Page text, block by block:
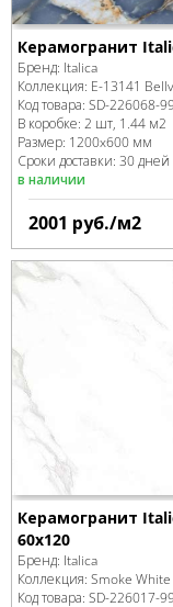
Керамогранит
Бренд: Italica
Коллекция: E-13141
Код товара: SD-226068-99
В коробке: 2 шт, 1.44 м2
Размер: 1200x600 мм
Сроки доставки: 30 дней
в наличии
2001 руб./м2
Керамогранит
60х120
Бренд: Italica
Коллекция: Smoke White
Код товара: SD-226017-99